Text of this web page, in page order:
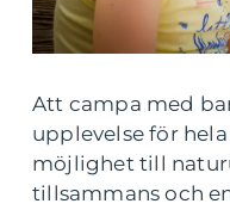
Att campa med
upplevelse för
möjlighet till
tillsammans och